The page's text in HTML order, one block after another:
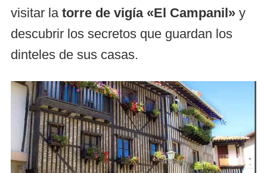
visitar la torre de vigía «El Campanil» y
descubrir los secretos que guardan los
dinteles de sus casas.